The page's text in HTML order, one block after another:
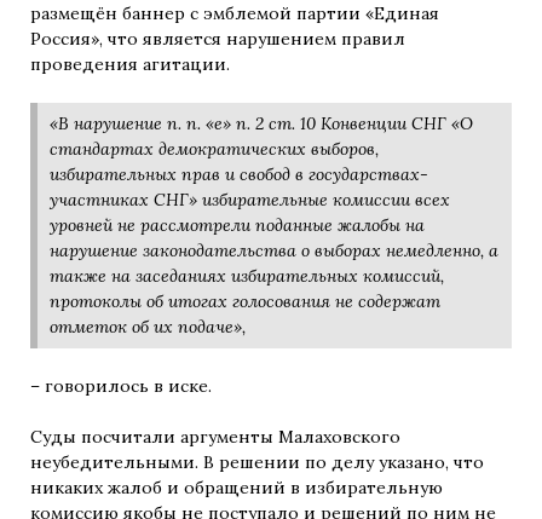
размещён баннер с эмблемой партии «Единая
Россия», что является нарушением правил
проведения агитации.
«В нарушение п. п. «е» п. 2 ст. 10 Конвенции СНГ «О
стандартах демократических выборов,
избирательных прав и свобод в государствах-
участниках СНГ» избирательные комиссии всех
уровней не рассмотрели поданные жалобы на
нарушение законодательства о выборах немедленно, а
также на заседаниях избирательных комиссий,
протоколы об итогах голосования не содержат
отметок об их подаче»,
– говорилось в иске.
Суды посчитали аргументы Малаховского
неубедительными. В решении по делу указано, что
никаких жалоб и обращений в избирательную
комиссию якобы не поступало и решений по ним не